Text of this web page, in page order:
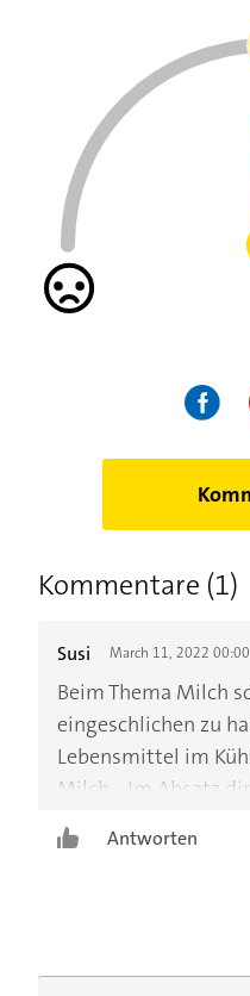
Kommentare (1)
Susi March 11, 2022 00:00
Beim Thema Milch
eingeschlichen zu
Lebensmittel im
Milch... Im Absatz
Kühlschrank-Tipp ...
gut aufgehoben...
Antworten